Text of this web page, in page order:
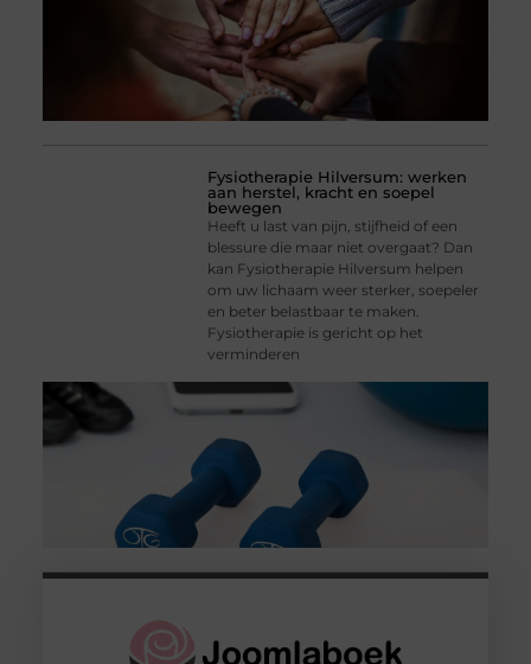
Fysiotherapie Hilversum: werken
aan herstel, kracht en soepel
bewegen
Heeft u last van pijn, stijfheid of een
blessure die maar niet overgaat? Dan
kan Fysiotherapie Hilversum helpen
om uw lichaam weer sterker, soepeler
en beter belastbaar te maken.
Fysiotherapie is gericht op het
verminderen